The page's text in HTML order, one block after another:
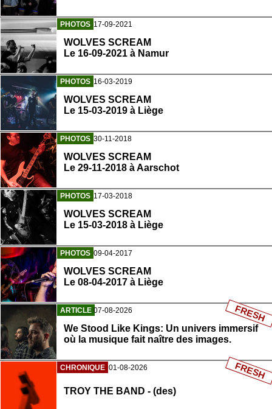
PHOTOS 17-09-2021
WOLVES SCREAM
Le 16-09-2021 à Namur
PHOTOS 16-03-2019
WOLVES SCREAM
Le 15-03-2019 à Liège
PHOTOS 30-11-2018
WOLVES SCREAM
Le 29-11-2018 à Aarschot
PHOTOS 17-03-2018
WOLVES SCREAM
Le 15-03-2018 à Liège
PHOTOS 09-04-2017
WOLVES SCREAM
Le 08-04-2017 à Liège
ARTICLE 07-08-2026
We Stood Like Kings: Un univers immersif
où la musique fait naître des images.
FRESH
CHRONIQUE 01-08-2026
TROY THE BAND - (des)
FRESH